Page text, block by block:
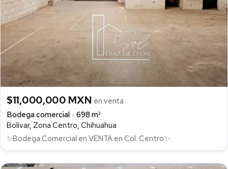
$11,000,000 MXN en venta
Bodega comercial
698 m²
Bolivar, Zona Centro, Chihuahua
✨️Bodega Comercial en VENTA en Col. Centro✨️